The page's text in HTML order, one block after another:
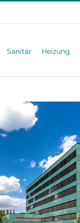
Sanitär Heizung